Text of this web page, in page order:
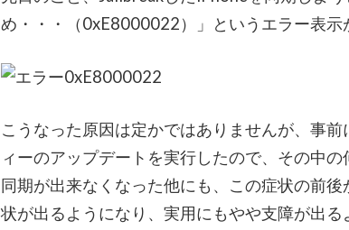
め・・・（0xE8000022）」というエラー表示
こうなった原因は定かではありませんが、事
ィーのアップデートを実行したので、その中
同期が出来なくなった他にも、この症状の前
状が出るようになり、実用にもやや支障が出